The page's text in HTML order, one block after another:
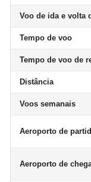
Voo de ida e volta
Tempo de voo
Tempo de voo de
Distância
Voos semanais
Aeroporto de
Aeroporto de